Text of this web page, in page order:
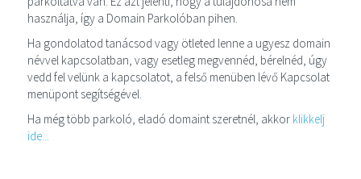
használja, így a Domain Parkolóban pihen.
Ha gondolatod tanácsod vagy ötleted lenne a ugyesz domain
névvel kapcsolatban, vagy esetleg megvennéd, bérelnéd, úgy
vedd fel velünk a kapcsolatot, a felső menüben lévő Kapcsolat
menüpont segítségével.
Ha még több parkoló, eladó domaint szeretnél, akkor klikkelj
ide...